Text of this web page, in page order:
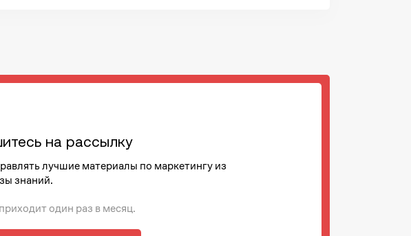
на рассылку
лучшие материалы по маркетингу из
знаний.
один раз в месяц.